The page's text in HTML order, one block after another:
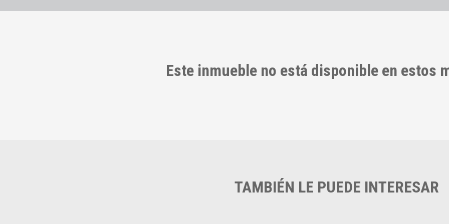
Este inmueble no está disponible en estos
TAMBIÉN LE PUEDE INTERESAR